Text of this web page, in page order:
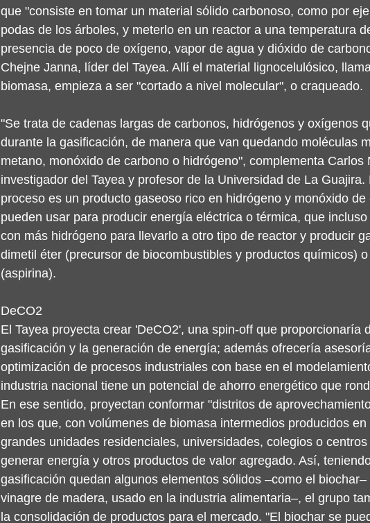
que "consiste en tomar un material sólido carbonoso, como por
podas de los árboles, y meterlo en un reactor a una temperatura
presencia de poco de oxígeno, vapor de agua y dióxido de
Chejne Janna, líder del Tayea. Allí el material lignocelulósico,
biomasa, empieza a ser "cortado a nivel molecular", o craqueado.
"Se trata de cadenas largas de carbonos, hidrógenos y oxígenos
durante la gasificación, de manera que van quedando moléculas
metano, monóxido de carbono o hidrógeno", complementa Carlos
investigador del Tayea y profesor de la Universidad de La
proceso es un producto gaseoso rico en hidrógeno y monóxido
pueden usar para producir energía eléctrica o térmica, que
con más hidrógeno para llevarlo a otro tipo de reactor y producir
dimetil éter (precursor de biocombustibles y productos químicos)
(aspirina).
DeCO2
El Tayea proyecta crear 'DeCO2', una spin-off que proporcionaría
gasificación y la generación de energía; además ofrecería
optimización de procesos industriales con base en el
industria nacional tiene un potencial de ahorro energético que
En ese sentido, proyectan conformar "distritos de
en los que, con volúmenes de biomasa intermedios producidos
grandes unidades residenciales, universidades, colegios o
generar energía y otros productos de valor agregado. Así,
gasificación quedan algunos elementos sólidos –como el
vinagre de madera, usado en la industria alimentaria–, el grupo
la consolidación de productos para el mercado. "El biochar se